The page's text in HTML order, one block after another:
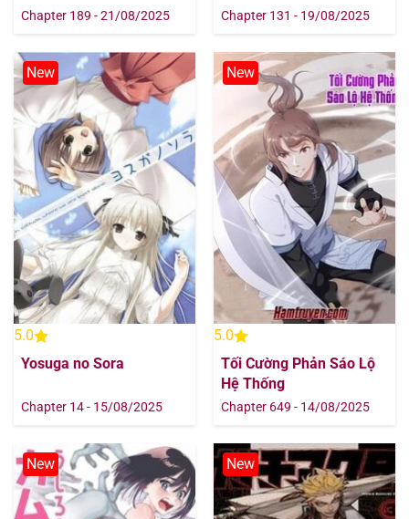
Chapter 189 - 21/08/2025 Chapter 131 - 19/08/2025
New
5.0
Yosuga no Sora
Chapter 14 - 15/08/2025
New
5.0
Tối Cường Phản Sáo Lộ
Hệ Thống
Chapter 649 - 14/08/2025
New New